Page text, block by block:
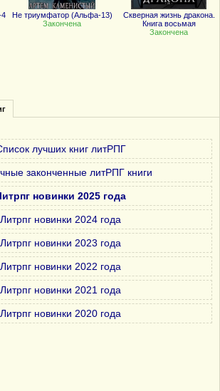
Не триумфатор (Альфа-13)
Закончена
Скверная жизнь дракона.
Книга восьмая
Закончена
лучших книг литРПГ
законченные литРПГ книги
новинки 2025 года
Литрпг новинки 2024 года
Литрпг новинки 2023 года
Литрпг новинки 2022 года
Литрпг новинки 2021 года
Литрпг новинки 2020 года